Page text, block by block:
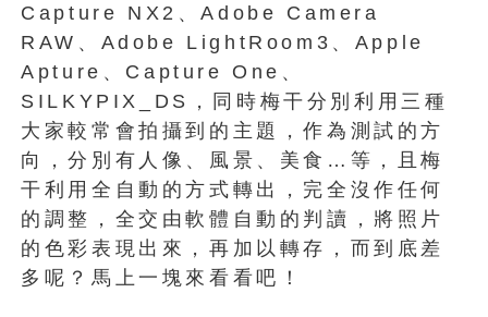
Capture NX2、Adobe Camera
RAW、Adobe LightRoom3、Apple
Apture、Capture One、
SILKYPIX_DS，同時梅干分別利用三種
大家較常會拍攝到的主題，作為測試的方
向，分別有人像、風景、美食…等，且梅
干利用全自動的方式轉出，完全沒作任何
的調整，全交由軟體自動的判讀，將照片
的色彩表現出來，再加以轉存，而到底差
多呢？馬上一塊來看看吧！